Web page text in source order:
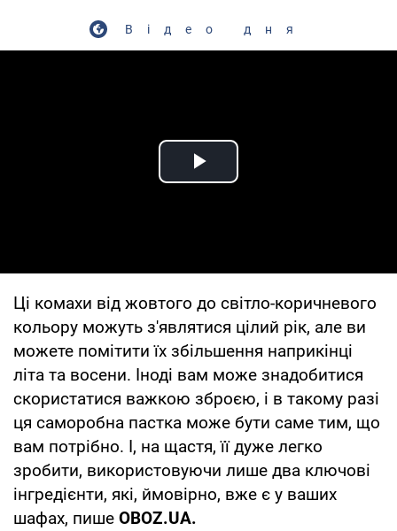
Відео дня
Play Video
Ці комахи від жовтого до світло-коричневого
кольору можуть з'являтися цілий рік, але ви
можете помітити їх збільшення наприкінці
літа та восени. Іноді вам може знадобитися
скористатися важкою зброєю, і в такому разі
ця саморобна пастка може бути саме тим, що
вам потрібно. І, на щастя, її дуже легко
зробити, використовуючи лише два ключові
інгредієнти, які, ймовірно, вже є у ваших
шафах, пише OBOZ.UA.